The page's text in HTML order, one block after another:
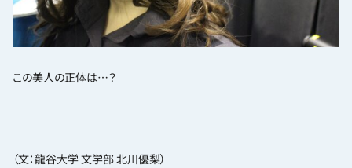
この美人の正体は…？
（文：龍谷大学 文学部 北川優梨）